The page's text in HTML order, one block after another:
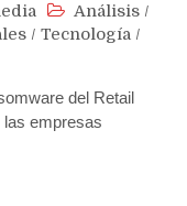
Análisis /
/ Tecnología /
del Retail
las empresas